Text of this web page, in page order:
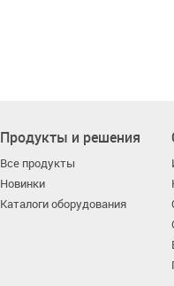
Продукты и решения
Все продукты
Новинки
Каталоги оборудования